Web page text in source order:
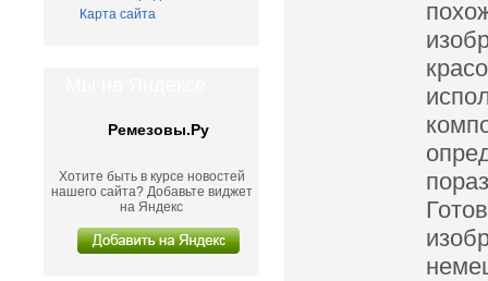
Карта сайта
Ремезовы.Ру
Хотите быть в курсе новостей
нашего сайта? Добавьте виджет
на Яндекс